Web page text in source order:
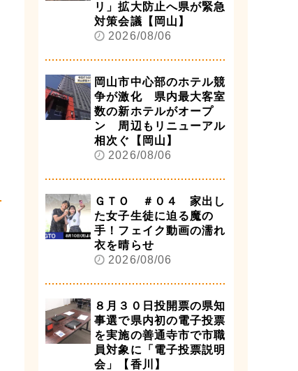
リ」拡大防止へ県が緊急
対策会議【岡山】
2026/08/06
岡山市中心部のホテル競
争が激化 県内最大客室
数の新ホテルがオープ
ン 周辺もリニューアル
相次ぐ【岡山】
2026/08/06
ＧＴＯ ＃０４ 家出し
た女子生徒に迫る魔の
手！フェイク動画の濡れ
衣を晴らせ
2026/08/06
８月３０日投開票の県知
事選で県内初の電子投票
を実施の善通寺市で市職
員対象に「電子投票説明
会」【香川】